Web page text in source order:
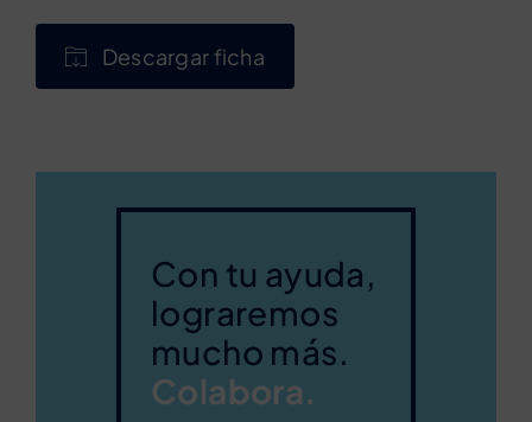
Descargar ficha
Con tu ayuda,
lograremos
mucho más.
Colabora.